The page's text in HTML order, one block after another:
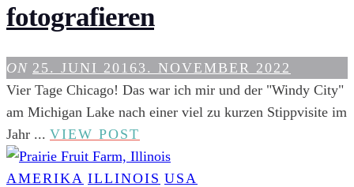
fotografieren
ON 25. JUNI 20163. NOVEMBER 2022
Vier Tage Chicago! Das war ich mir und der "Windy City"
am Michigan Lake nach einer viel zu kurzen Stippvisite im
Jahr ... VIEW POST
ORTE
DIE
AMERIKA ILLINOIS USA